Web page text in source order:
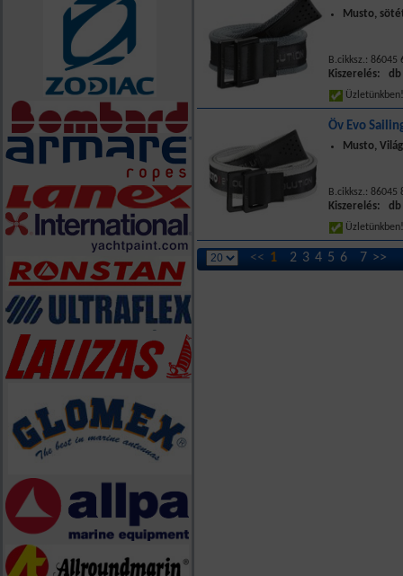
Musto,
B.cikksz.: 86045
Kiszerelés: db
Öv Evo
Musto,
B.cikksz.: 86045
Kiszerelés: db
<< 1 2 3 4 5 6 7 >>